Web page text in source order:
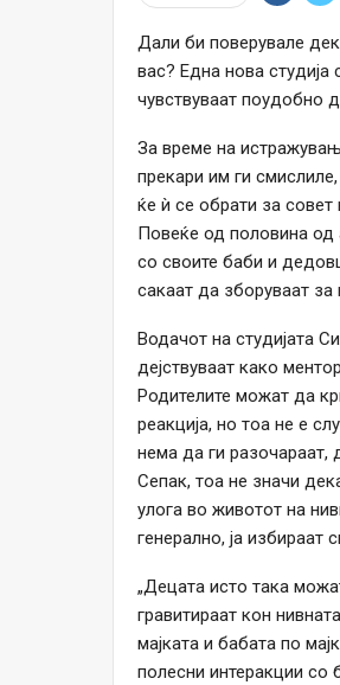
Дали би поверувале
вас? Една нова
чувствуваат поудобно
За време на
прекари им ги
ќе ѝ се обрати за совет
Повеќе од половина од
со своите баби и
сакаат да зборуваат за
Водачот на студијата
дејствуваат како
Родителите можат да
реакција, но тоа не е
нема да ги разочараат,
Сепак, тоа не значи
улога во животот на
генерално, ја избираат
„Децата исто така
гравитираат кон
мајката и бабата по
полесни интеракции со